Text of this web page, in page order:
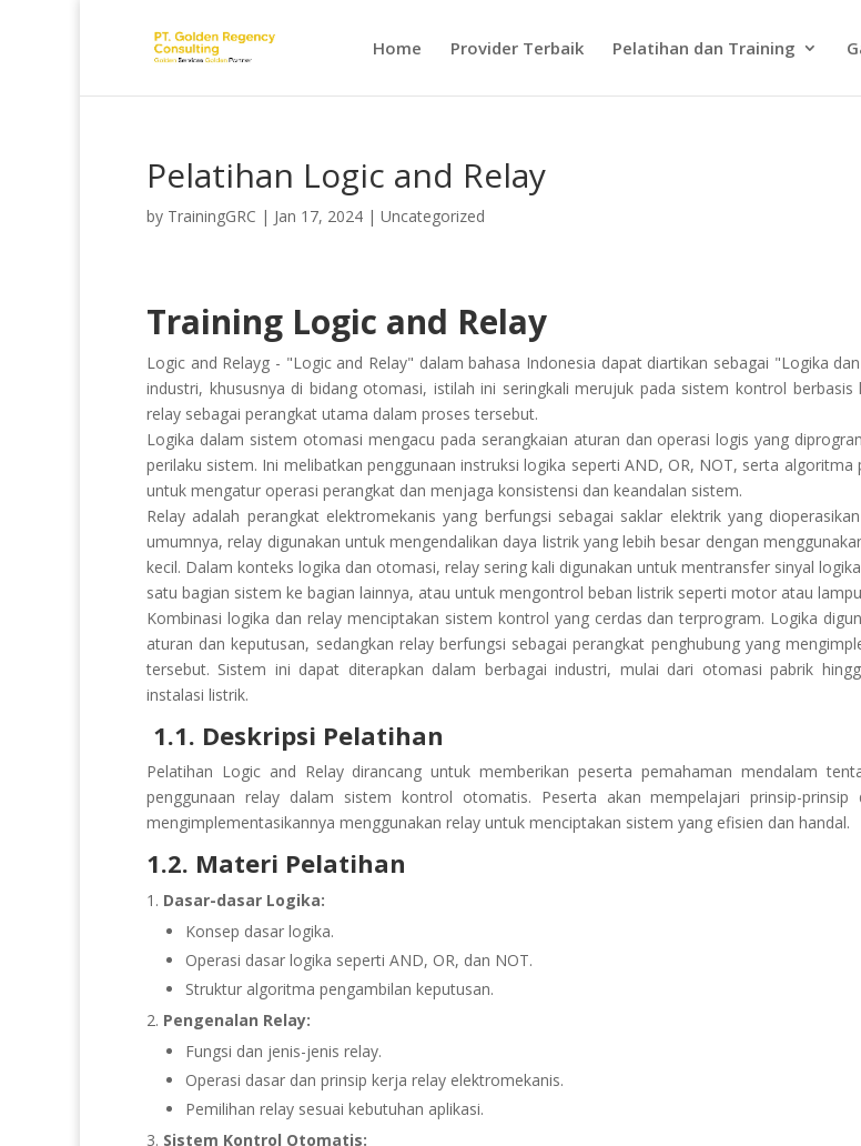
Home Provider Terbaik Pelatihan dan Training
Pelatihan Logic and Relay
by TrainingGRC | Jan 17, 2024 | Uncategorized
Training Logic and Relay
Logic and Relayg - "Logic and Relay" dalam bahasa Indonesia dapat diartikan sebagai "Logika
industri, khususnya di bidang otomasi, istilah ini seringkali merujuk pada sistem kontrol berbasis
relay sebagai perangkat utama dalam proses tersebut.
Logika dalam sistem otomasi mengacu pada serangkaian aturan dan operasi logis yang
perilaku sistem. Ini melibatkan penggunaan instruksi logika seperti AND, OR, NOT, serta algoritma
untuk mengatur operasi perangkat dan menjaga konsistensi dan keandalan sistem.
Relay adalah perangkat elektromekanis yang berfungsi sebagai saklar elektrik yang
umumnya, relay digunakan untuk mengendalikan daya listrik yang lebih besar dengan
kecil. Dalam konteks logika dan otomasi, relay sering kali digunakan untuk mentransfer sinyal
satu bagian sistem ke bagian lainnya, atau untuk mengontrol beban listrik seperti motor atau
Kombinasi logika dan relay menciptakan sistem kontrol yang cerdas dan terprogram. Logika
aturan dan keputusan, sedangkan relay berfungsi sebagai perangkat penghubung yang
tersebut. Sistem ini dapat diterapkan dalam berbagai industri, mulai dari otomasi pabrik
instalasi listrik.
1.1. Deskripsi Pelatihan
Pelatihan Logic and Relay dirancang untuk memberikan peserta pemahaman mendalam
penggunaan relay dalam sistem kontrol otomatis. Peserta akan mempelajari prinsip-
mengimplementasikannya menggunakan relay untuk menciptakan sistem yang efisien dan handal.
1.2. Materi Pelatihan
Dasar-dasar Logika:
Konsep dasar logika.
Operasi dasar logika seperti AND, OR, dan NOT.
Struktur algoritma pengambilan keputusan.
Pengenalan Relay:
Fungsi dan jenis-jenis relay.
Operasi dasar dan prinsip kerja relay elektromekanis.
Pemilihan relay sesuai kebutuhan aplikasi.
Sistem Kontrol Otomatis: